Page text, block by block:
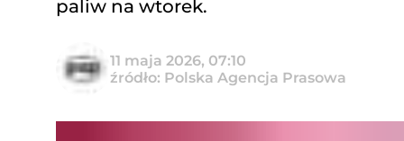
paliw na wtorek.
11 maja 2026, 07:10
źródło: Polska Agencja Prasowa